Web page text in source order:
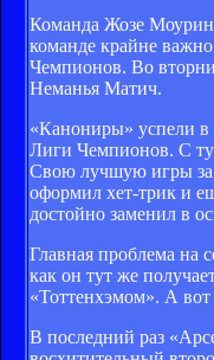
Команда Жозе
команде крайне
Чемпионов. Во
Неманья Матич.
«Канониры» успели в
Лиги Чемпионов. С
Свою лучшую игры за
оформил хет-трик и
достойно заменил в
Главная проблема на
как он тут же
«Тоттенхэмом». А
В последний раз